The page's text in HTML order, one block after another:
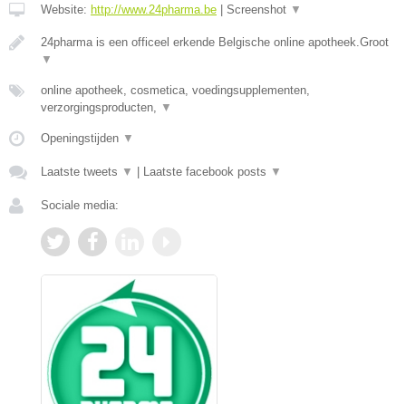
Website: http://www.24pharma.be Screenshot ▼
24pharma is een officeel erkende Belgische online apotheek.Groot
▼
online apotheek, cosmetica, voedingsupplementen,
verzorgingsproducten, ▼
Openingstijden ▼
Laatste tweets ▼ Laatste facebook posts ▼
Sociale media: